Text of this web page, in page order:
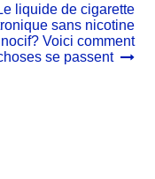
:
liquide de cigarette
sans nicotine
Voici comment
se passent